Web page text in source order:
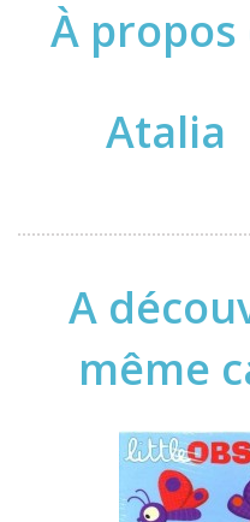
À
Atalia
A
même